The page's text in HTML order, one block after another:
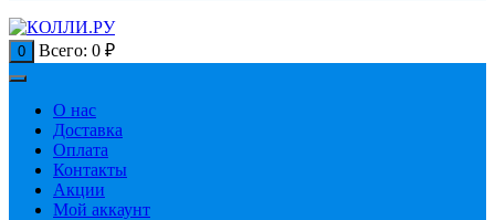
0 Всего: 0 ₽
О нас
Доставка
Оплата
Контакты
Акции
Мой аккаунт